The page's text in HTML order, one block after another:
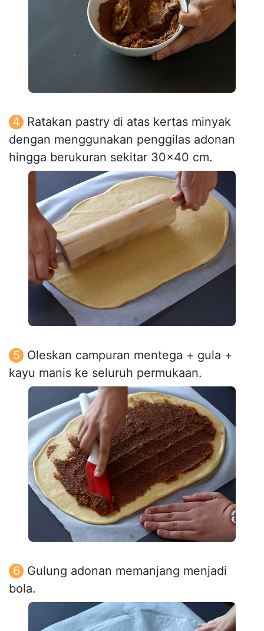
Ratakan pastry di atas kertas minyak
dengan menggunakan penggilas adonan
hingga berukuran sekitar 30x40 cm.
Oleskan campuran mentega + gula +
kayu manis ke seluruh permukaan.
Gulung adonan memanjang menjadi
bola.